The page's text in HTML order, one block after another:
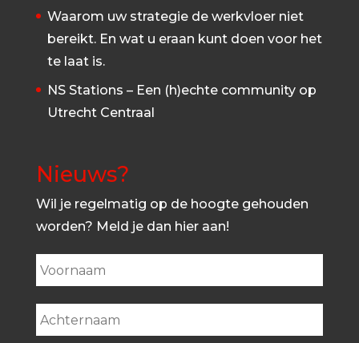
Waarom uw strategie de werkvloer niet
bereikt. En wat u eraan kunt doen voor het
te laat is.
NS Stations – Een (h)echte community op
Utrecht Centraal
Nieuws?
Wil je regelmatig op de hoogte gehouden
worden? Meld je dan hier aan!